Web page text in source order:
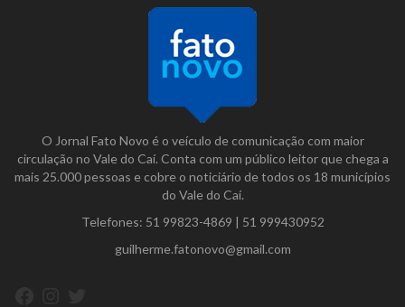
O Jornal Fato Novo é o veículo de comunicação com maior
circulação no Vale do Caí. Conta com um público leitor que chega a
mais 25.000 pessoas e cobre o noticiário de todos os 18 municípios
do Vale do Caí.
Telefones: 51 99823-4869 | 51 999430952
guilherme.fatonovo@gmail.com